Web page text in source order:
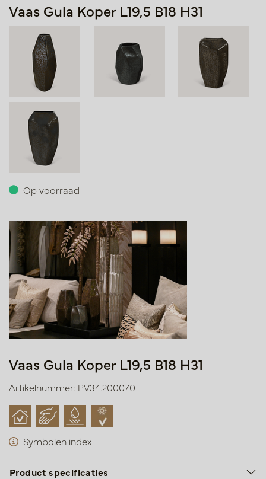
Vaas Gula Koper L19,5 B18 H31
Op voorraad
Vaas Gula Koper L19,5 B18 H31
Artikelnummer: PV34.200070
Symbolen index
Product specificaties